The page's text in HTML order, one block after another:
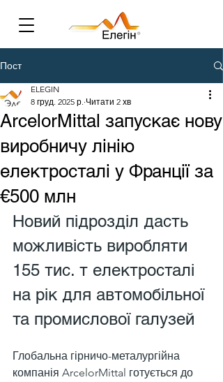
Пост
ArcelorMittal запускає нову
виробничу лінію
електросталі у Франції за
€500 млн
ELEGIN
8 груд. 2025 р. Читати 2 хв
Новий підрозділ дасть
можливість виробляти
155 тис. т електросталі
на рік для автомобільної
та промислової галузей
Глобальна гірничо-металургійна
компанія ArcelorMittal готується до